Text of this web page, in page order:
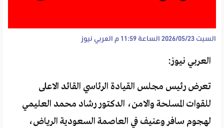
السبت 2026/05/23 الساعة 11:59 م العربي نيوز
العربي نيوز:
تعرض رئيس مجلس القيادة الرئاسي القائد الاعلى
للقوات المسلحة والامن، الدكتور رشاد محمد العليمي
لهجوم سافر وعنيف في العاصمة السعودية الرياض،